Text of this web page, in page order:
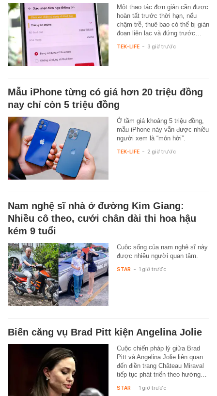
Một thao tác đơn giản cần được
hoàn tất trước thời hạn, nếu
chậm trễ, thuê bao có thể bị gián
đoạn liên lạc và đứng trước…
TEK-LIFE - 3 giờ trước
Mẫu iPhone từng có giá hơn 20 triệu đồng
nay chỉ còn 5 triệu đồng
Ở tầm giá khoảng 5 triệu đồng,
mẫu iPhone này vẫn được nhiều
người xem là “món hời”.
TEK-LIFE - 2 giờ trước
Nam nghệ sĩ nhà ở đường Kim Giang:
Nhiều cô theo, cưới chân dài thi hoa hậu
kém 9 tuổi
Cuộc sống của nam nghệ sĩ này
được nhiều người quan tâm.
STAR - 1 giờ trước
Biến căng vụ Brad Pitt kiện Angelina Jolie
Cuộc chiến pháp lý giữa Brad
Pitt và Angelina Jolie liên quan
đến điền trang Château Miraval
tiếp tục phát triển theo hướng…
STAR - 1 giờ trước